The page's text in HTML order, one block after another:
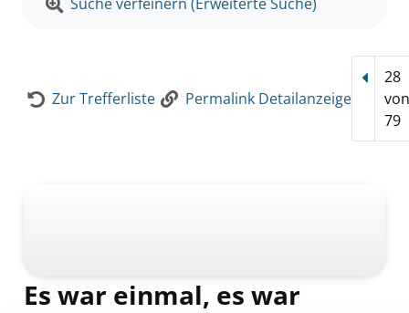
Zur Trefferliste Permalink Detailanzeige
28
von
79
Es war einmal, es war